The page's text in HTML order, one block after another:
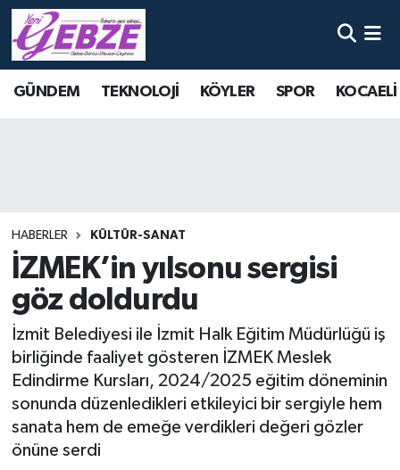
GÜNDEM TEKNOLOJİ KÖYLER SPOR
HABERLER KÜLTÜR-SANAT
İZMEK’in yılsonu sergisi
göz doldurdu
İzmit Belediyesi ile İzmit Halk Eğitim Müdürlüğü iş
birliğinde faaliyet gösteren İZMEK Meslek
Edindirme Kursları, 2024/2025 eğitim döneminin
sonunda düzenledikleri etkileyici bir sergiyle hem
sanata hem de emeğe verdikleri değeri gözler
önüne serdi
Nöbetçi Eczaneler
Tüm Manşetler
Son Dakika Haberleri
Haber Arşivi